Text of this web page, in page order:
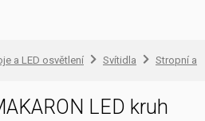
a LED osvětlení Svítidla Stropní a
LED kruh